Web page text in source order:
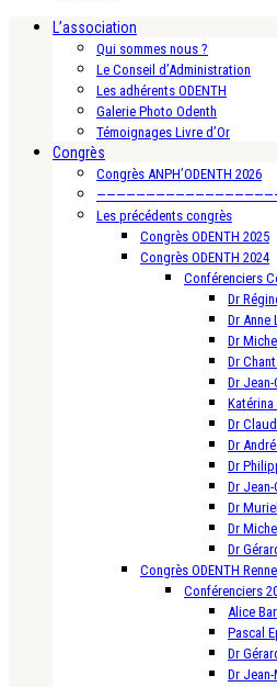
L’association
Qui sommes nous ?
Le Conseil d’Administration
Les adhérents ODENTH
Galerie Photo Odenth
Témoignages Livre d’Or
Congrès
Congrès ANPH’ODENTH 2026
Les précédents congrès
Congrès ODENTH 2025
Congrès ODENTH 2024
Conférenciers
Dr
Dr Anne
Dr
Dr
Dr
Katérina
Dr
Dr
Dr
Dr
Dr
Dr
Dr
Congrès ODENTH
Conférenciers
Alice
Pascal
Dr
Dr